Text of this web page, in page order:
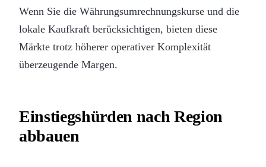
Wenn Sie die Währungsumrechnungskurse und die
lokale Kaufkraft berücksichtigen, bieten diese
Märkte trotz höherer operativer Komplexität
überzeugende Margen.
Einstiegshürden nach Region
abbauen